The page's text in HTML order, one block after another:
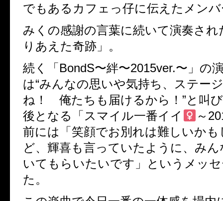
でもあるカフェっ仔に伝えたメン
みくの感謝の言葉に続いて演奏され
りあえた奇跡」。
続く「BondS〜絆〜2015ver.〜」の
は“みんなの思いや気持ち、ステー
ね！ 俺たちも届けるから！”と叫
後となる「スマイル一番イイ
～
前には「笑顔でお別れは難しいか
ど、輝喜も言っていたように、み
いてもらいたいです」というメッ
た。